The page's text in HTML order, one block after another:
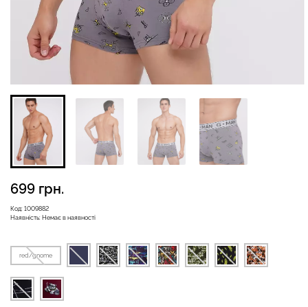
Код: 1009882
Наявність: Немає в наявності
699 грн.
red/gnome
Безшовні легінси
482 грн.689 грн.
black (чорний) Giulia
258 грн.369 грн.